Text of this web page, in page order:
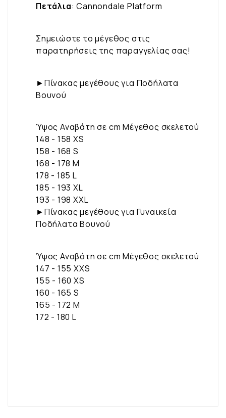
Πετάλια: Cannondale Platform
Σημειώστε το μέγεθος στις
παρατηρήσεις της παραγγελίας σας!
►Πίνακας μεγέθους για Ποδήλατα
Βουνού
Ύψος Αναβάτη σε cm Μέγεθος σκελετού
148 - 158 XS
158 - 168 S
168 - 178 M
178 - 185 L
185 - 193 XL
193 - 198 XXL
►Πίνακας μεγέθους για Γυναικεία
Ποδήλατα Βουνού
Ύψος Αναβάτη σε cm Μέγεθος σκελετού
147 - 155 XXS
155 - 160 XS
160 - 165 S
165 - 172 M
172 - 180 L